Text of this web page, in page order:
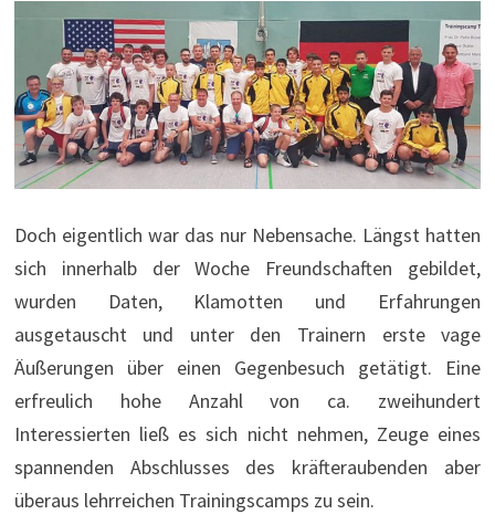
Doch eigentlich war das nur Nebensache. Längst hatten
sich innerhalb der Woche Freundschaften gebildet,
wurden Daten, Klamotten und Erfahrungen
ausgetauscht und unter den Trainern erste vage
Äußerungen über einen Gegenbesuch getätigt. Eine
erfreulich hohe Anzahl von ca. zweihundert
Interessierten ließ es sich nicht nehmen, Zeuge eines
spannenden Abschlusses des kräfteraubenden aber
überaus lehrreichen Trainingscamps zu sein.